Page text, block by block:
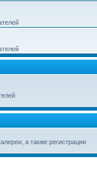
а также регистрации